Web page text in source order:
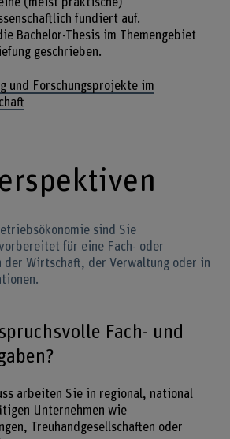
(meist praktische)
fundiert auf.
Bachelor-Thesis im Themengebiet
geschrieben.
und Forschungsprojekte im
sind Sie
für eine Fach- oder
der Wirtschaft, der Verwaltung oder in
Fach- und
arbeiten Sie in regional, national
Unternehmen wie
Treuhandgesellschaften oder